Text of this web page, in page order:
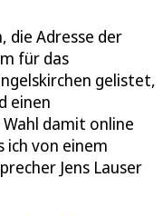
die Adresse der
für das
gelistet,
einen
damit online
ich von einem
Jens Lauser